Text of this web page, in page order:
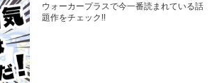
ウォーカープラスで今一番読まれている話
題作をチェック!!